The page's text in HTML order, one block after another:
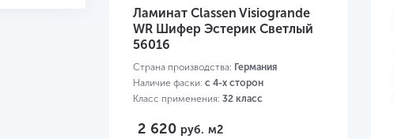
Ламинат Classen Visiogrande
WR Шифер Эстерик Светлый
56016
Страна производства: Германия
Наличие фаски: с 4-х сторон
Класс применения: 32 класс
2 620 руб. м2